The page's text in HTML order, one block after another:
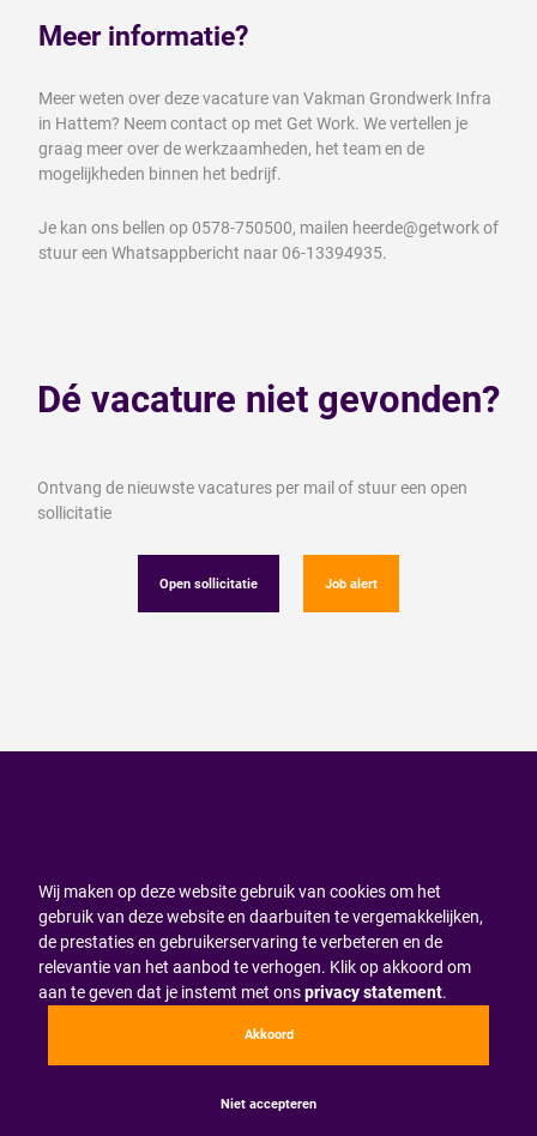
Meer informatie?
Meer weten over deze vacature van Vakman Grondwerk Infra
in Hattem? Neem contact op met Get Work. We vertellen je
graag meer over de werkzaamheden, het team en de
mogelijkheden binnen het bedrijf.
Je kan ons bellen op 0578-750500, mailen heerde@getwork of
stuur een Whatsappbericht naar 06-13394935.
Dé vacature niet gevonden?
Ontvang de nieuwste vacatures per mail of stuur een open
sollicitatie
Open sollicitatie Job alert
Wij maken op deze website gebruik van cookies om het
gebruik van deze website en daarbuiten te vergemakkelijken,
de prestaties en gebruikerservaring te verbeteren en de
relevantie van het aanbod te verhogen. Klik op akkoord om
aan te geven dat je instemt met onsprivacy statement.
Akkoord
Niet accepteren